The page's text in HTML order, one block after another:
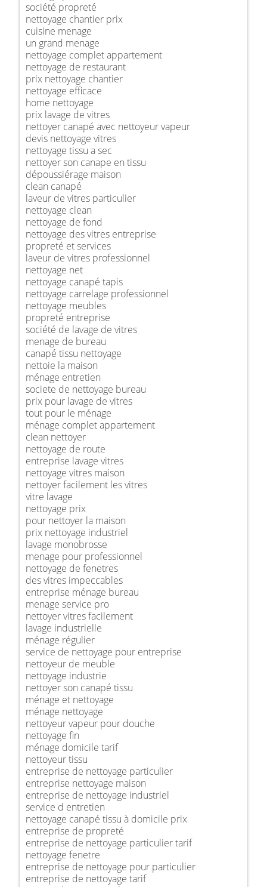
société propreté
nettoyage chantier prix
cuisine menage
un grand menage
nettoyage complet appartement
nettoyage de restaurant
prix nettoyage chantier
nettoyage efficace
home nettoyage
prix lavage de vitres
nettoyer canapé avec nettoyeur vapeur
devis nettoyage vitres
nettoyage tissu a sec
nettoyer son canape en tissu
dépoussiérage maison
clean canapé
laveur de vitres particulier
nettoyage clean
nettoyage de fond
nettoyage des vitres entreprise
propreté et services
laveur de vitres professionnel
nettoyage net
nettoyage canapé tapis
nettoyage carrelage professionnel
nettoyage meubles
propreté entreprise
société de lavage de vitres
menage de bureau
canapé tissu nettoyage
nettoie la maison
ménage entretien
societe de nettoyage bureau
prix pour lavage de vitres
tout pour le ménage
ménage complet appartement
clean nettoyer
nettoyage de route
entreprise lavage vitres
nettoyage vitres maison
nettoyer facilement les vitres
vitre lavage
nettoyage prix
pour nettoyer la maison
prix nettoyage industriel
lavage monobrosse
menage pour professionnel
nettoyage de fenetres
des vitres impeccables
entreprise ménage bureau
menage service pro
nettoyer vitres facilement
lavage industrielle
ménage régulier
service de nettoyage pour entreprise
nettoyeur de meuble
nettoyage industrie
nettoyer son canapé tissu
ménage et nettoyage
ménage nettoyage
nettoyeur vapeur pour douche
nettoyage fin
ménage domicile tarif
nettoyeur tissu
entreprise de nettoyage particulier
entreprise nettoyage maison
entreprise de nettoyage industriel
service d entretien
nettoyage canapé tissu à domicile prix
entreprise de propreté
entreprise de nettoyage particulier tarif
nettoyage fenetre
entreprise de nettoyage pour particulier
entreprise de nettoyage tarif